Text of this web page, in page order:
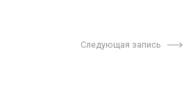
Следующая запись